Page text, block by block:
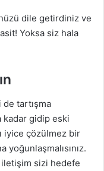
dile getirdiniz ve
Yoksa siz hala
de tartışma
kadar gidip eski
iyice çözülmez bir
sizi hedefe